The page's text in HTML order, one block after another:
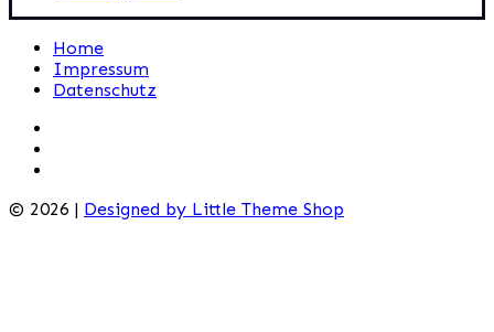
Home
Impressum
Datenschutz
© 2026 | Designed by Little Theme Shop